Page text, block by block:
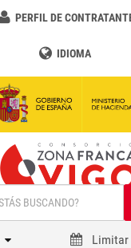
PERFIL DE
IDIOMA
Limitar